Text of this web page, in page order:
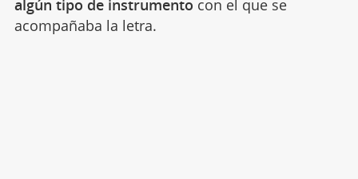
algún tipo de instrumento con el que se
acompañaba la letra.